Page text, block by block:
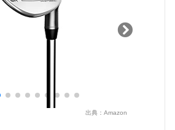
出典： Amazon